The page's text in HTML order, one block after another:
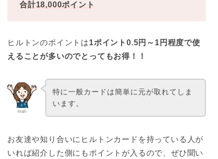
合計18,000ポイント
ヒルトンのポイントは1ポイント0.5円～1円程度で使
えることが多いのでとってもお得！！
mari
特に一般カードは簡単に元が取れてしま
います。
お友達や知り合いにヒルトンカードを持っている人が
いれば紹介した側にもポイントが入るので、ぜひ聞い